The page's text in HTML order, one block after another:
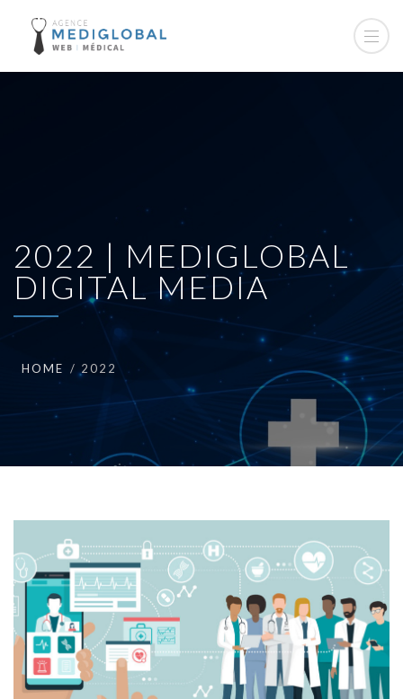
2022 | MEDIGLOBAL
DIGITAL MEDIA
HOME 2022